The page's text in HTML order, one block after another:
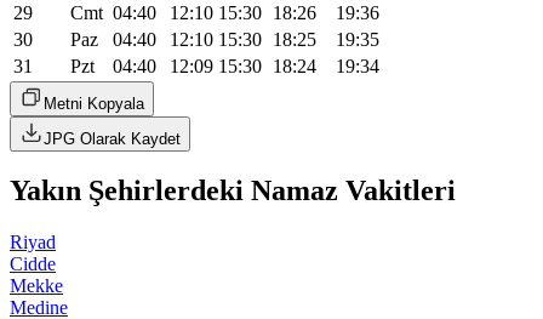
29
Cmt 04:40 12:10 15:30 18:26
19:36
30
Paz 04:40 12:10 15:30 18:25
19:35
31
Pzt 04:40 12:09 15:30 18:24 19:34
Metni Kopyala
JPG Olarak Kaydet
Yakın Şehirlerdeki Namaz Vakitleri
Riyad
Cidde
Mekke
Medine